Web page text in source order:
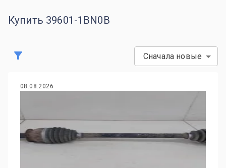
Купить 39601-1BN0B
Сначала новые
08.08.2026